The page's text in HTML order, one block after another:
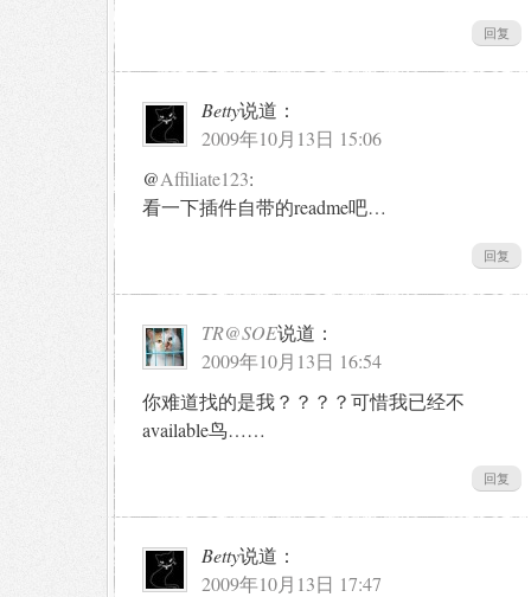
回复
Betty说道：
2009年10月13日 15:06
@Affiliate123:
看一下插件自带的readme吧…
回复
TR@SOE说道：
2009年10月13日 16:54
你难道找的是我？？？？可惜我已经不
available鸟……
回复
Betty说道：
2009年10月13日 17:47